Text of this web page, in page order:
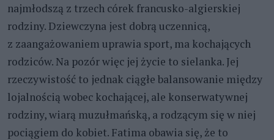
najmłodszą z trzech córek francusko-algierskiej
rodziny. Dziewczyna jest dobrą uczennicą,
z zaangażowaniem uprawia sport, ma kochających
rodziców. Na pozór więc jej życie to sielanka. Jej
rzeczywistość to jednak ciągłe balansowanie między
lojalnością wobec kochającej, ale konserwatywnej
rodziny, wiarą muzułmańską, a rodzącym się w niej
pociągiem do kobiet. Fatima obawia się, że to